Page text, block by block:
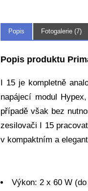
Popis Fotogalerie (7)
Popis produktu
I 15 je kompletně
napájecí modul
případě však bez
zesilovači I 15
v kompaktním a
Výkon: 2 x 60 W